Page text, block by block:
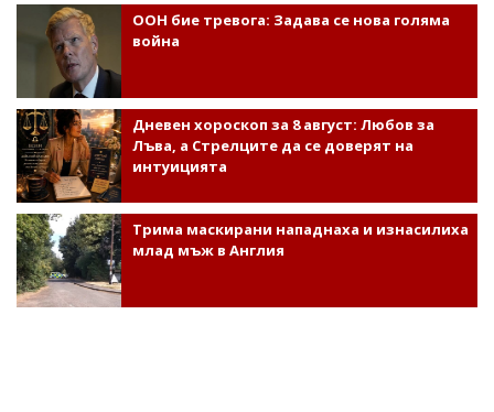
ООН бие тревога: Задава се нова голяма
война
Дневен хороскоп за 8 август: Любов за
Лъва, а Стрелците да се доверят на
интуицията
Трима маскирани нападнаха и изнасилиха
млад мъж в Англия